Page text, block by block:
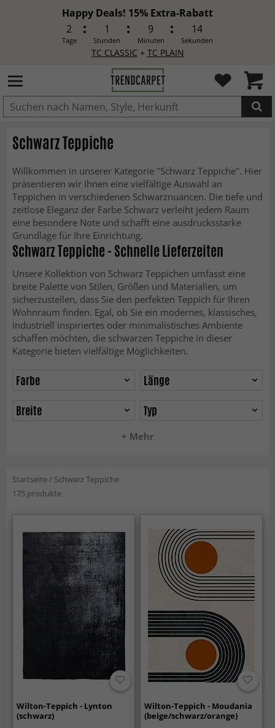
Happy Deals! 15% Extra-Rabatt
2
Tage
1
Stunden
9
Minuten
12
Sekunden
TC CLASSIC + TC PLAIN
IN DEN WARENKORB GELEGT.
Schwarz Teppiche
Willkommen in unserer Kategorie "Schwarz Teppiche". Hier
präsentieren wir Ihnen eine vielfältige Auswahl an
Teppichen in verschiedenen Schwarznuancen. Die tiefe und
zeitlose Eleganz der Farbe Schwarz verleiht jedem Raum
eine besondere Note und schafft eine ausdrucksstarke
Grundlage für Ihre Einrichtung.
Schwarz Teppiche - Schnelle Lieferzeiten
Unsere Kollektion von Schwarz Teppichen umfasst eine
breite Palette von Stilen, Größen und Materialien, um
sicherzustellen, dass Sie den perfekten Teppich für Ihren
Wohnraum finden. Egal, ob Sie ein modernes, klassisches,
industriell inspiriertes oder minimalistisches Ambiente
schaffen möchten, die schwarzen Teppiche in dieser
Kategorie bieten vielfältige Möglichkeiten.
+ Mehr
Farbe
Länge
Breite
Typ
Startseite/ Schwarz Teppiche
175 produkte
Wilton-Teppich - Lynton
(schwarz)
Wilton-Teppich - Moudania
(beige/schwarz/orange)